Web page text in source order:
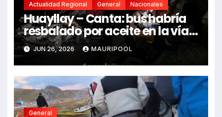
Actualidad Regional General Nacionales
Huayllay – Canta: bus habría
resbalado por aceite en la vía e
impactó auto siniestrado
dejando dos fallecidos
JUN 26, 2026 MAURIPOOL
General